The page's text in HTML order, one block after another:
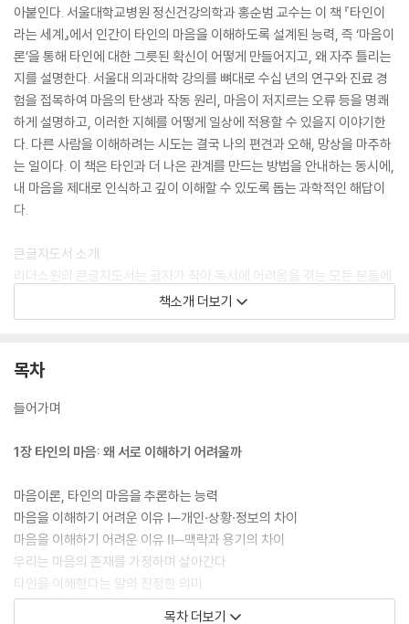
아붙인다. 서울대학교병원 정신건강의학과 홍순범 교수는 이 책 『타인이
라는 세계』에서 인간이 타인의 마음을 이해하도록 설계된 능력, 즉 ‘마음이
론’을 통해 타인에 대한 그릇된 확신이 어떻게 만들어지고, 왜 자주 틀리는
지를 설명한다. 서울대 의과대학 강의를 뼈대로 수십 년의 연구와 진료 경
험을 접목하여 마음의 탄생과 작동 원리, 마음이 저지르는 오류 등을 명쾌
하게 설명하고, 이러한 지혜를 어떻게 일상에 적용할 수 있을지 이야기한
다. 다른 사람을 이해하려는 시도는 결국 나의 편견과 오해, 망상을 마주하
는 일이다. 이 책은 타인과 더 나은 관계를 만드는 방법을 안내하는 동시에,
내 마음을 제대로 인식하고 깊이 이해할 수 있도록 돕는 과학적인 해답이
다.
큰글자도서 소개
리더스원의 큰글자도서는 글자가 작아 독서에 어려움을 겪는 모든 분들에
게 편안한 독서 환경을 제공하기 위해 ‘글자 크기’와 ‘줄 간격’을 일반 단행
본보다 ‘120%~150%’ 확대한 책입니다. 시력이 좋지 않거나 글자가 작아
책소개 더보기
목차
들어가며
1장 타인의 마음: 왜 서로 이해하기 어려울까
마음이론, 타인의 마음을 추론하는 능력
마음을 이해하기 어려운 이유 Ⅰ─개인·상황·정보의 차이
마음을 이해하기 어려운 이유 Ⅱ─맥락과 용기의 차이
우리는 마음의 존재를 가정하며 살아간다
타인을 이해한다는 말의 진정한 의미
마음이 나에게 하는 거짓말
목차 더보기